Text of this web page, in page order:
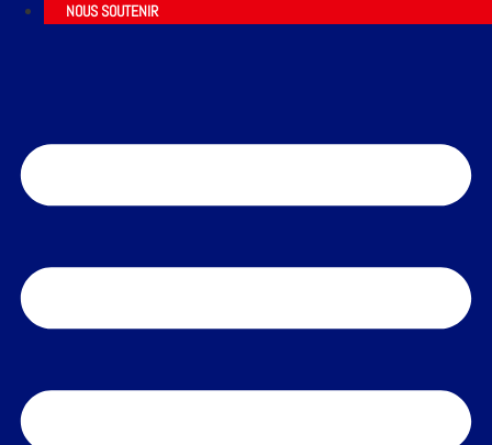
NOUS SOUTENIR